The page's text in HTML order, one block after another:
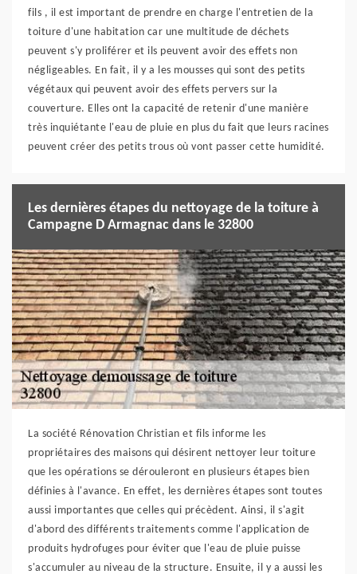
fils , il est important de prendre en charge l'entretien de la
toiture d'une habitation car une multitude de déchets
peuvent s'y proliférer et ils peuvent avoir des effets non
négligeables. En fait, il y a les mousses qui sont des petits
végétaux qui peuvent avoir des effets pervers sur la
couverture. Elles ont la capacité de retenir d'une manière
très inquiétante l'eau de pluie en plus du fait que leurs racines
peuvent créer des petits trous où vont passer cette humidité.
Les dernières étapes du nettoyage de la toiture à
Campagne D Armagnac dans le 32800
La société Rénovation Christian et fils informe les
propriétaires des maisons qui désirent nettoyer leur toiture
que les opérations se dérouleront en plusieurs étapes bien
définies à l'avance. En effet, les dernières étapes sont toutes
aussi importantes que celles qui précèdent. Ainsi, il s'agit
d'abord des différents traitements comme l'application de
produits hydrofuges pour éviter que l'eau de pluie puisse
s'accumuler au niveau de la structure. Ensuite, il y a aussi les